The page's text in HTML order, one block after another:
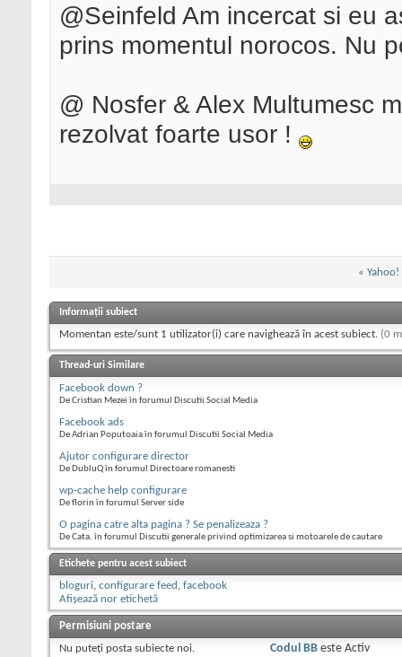
@Seinfeld Am incercat si eu
prins momentul norocos. Nu
@ Nosfer & Alex Multumesc
rezolvat foarte usor !
«
Informații subiect
Momentan este/sunt 1 utilizator(i) care navighează în acest subiect. (0
Thread-uri Similare
Facebook down ?
De Cristian Mezei în forumul Discutii Social Media
Facebook ads
De Adrian Poputoaia în forumul Discutii Social Media
Ajutor configurare director
De DubluQ în forumul Directoare romanesti
wp-cache help configurare
De florin în forumul Server side
O pagina catre alta pagina ? Se penalizeaza ?
De Cata. în forumul Discutii generale privind optimizarea si motoarele de cautare
Etichete pentru acest subiect
bloguri, configurare feed , facebook
Afișează nor etichetă
Permisiuni postare
Nu puteţi posta subiecte noi.
Codul BBeste Activ